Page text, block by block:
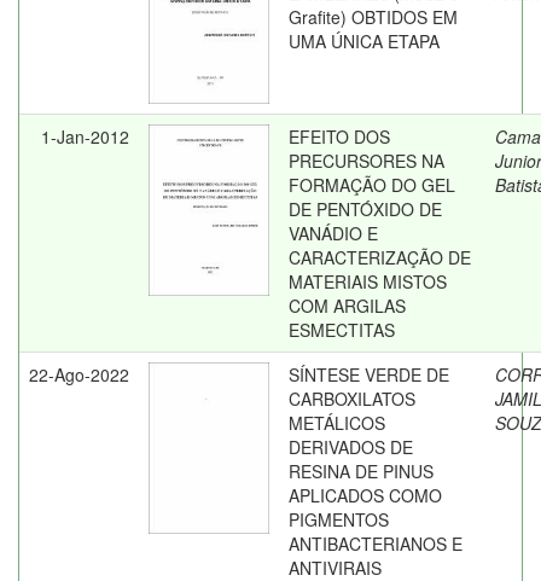
Grafite) OBTIDOS EM
UMA ÚNICA ETAPA
1-Jan-2012
EFEITO DOS
PRECURSORES NA
FORMAÇÃO DO GEL
DE PENTÓXIDO DE
VANÁDIO E
CARACTERIZAÇÃO DE
MATERIAIS MISTOS
COM ARGILAS
ESMECTITAS
22-Ago-2022
SÍNTESE VERDE DE
CARBOXILATOS
METÁLICOS
DERIVADOS DE
RESINA DE PINUS
APLICADOS COMO
PIGMENTOS
ANTIBACTERIANOS E
ANTIVIRAIS